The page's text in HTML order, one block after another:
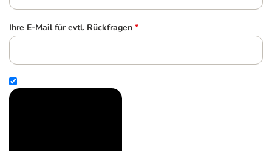
Ihre E-Mail für evtl. Rückfragen *